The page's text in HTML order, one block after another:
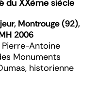
du XXème siècle
Montrouge (92),
2006
Antoine
Monuments
historienne